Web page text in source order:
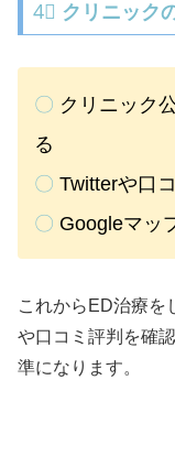
4⃣ クリニック
〇 クリニック
る
〇 Twitterや口
〇 Googleマッ
これからED治療を
や口コミ評判を確
準になります。